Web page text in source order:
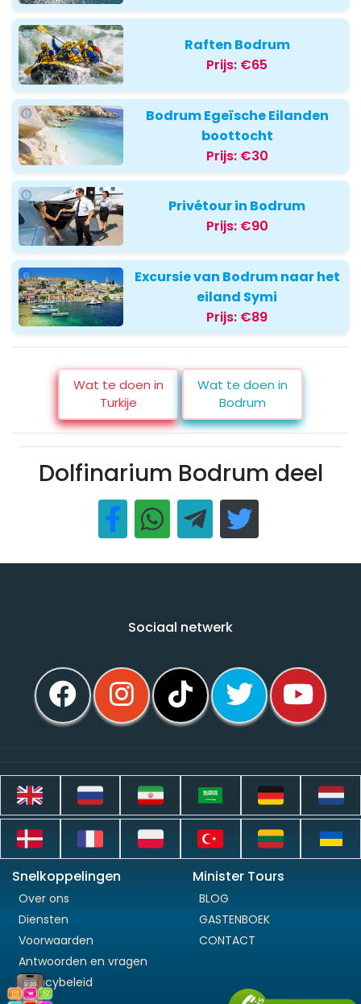
Raften Bodrum
Prijs: €65
Bodrum Egeïsche Eilanden
boottocht
Prijs: €30
Privétour in Bodrum
Prijs: €90
Excursie van Bodrum naar het
eiland Symi
Prijs: €89
Wat te doen in
Turkije
Wat te doen in
Bodrum
Dolfinarium Bodrum deel
Sociaal netwerk
Snelkoppelingen
Over ons
Diensten
Voorwaarden
Antwoorden en vragen
Privacybeleid
Minister Tours
BLOG
GASTENBOEK
CONTACT